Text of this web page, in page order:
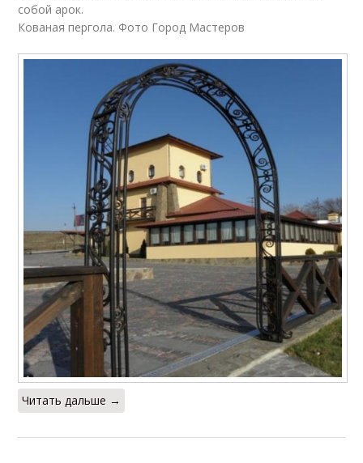
собой арок.
Кованая пергола. Фото Город Мастеров
Читать дальше →